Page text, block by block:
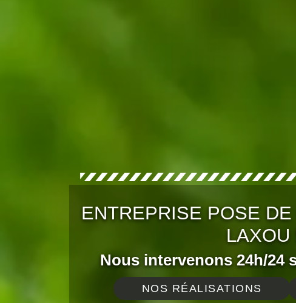
ENTREPRISE POSE
LAXOU
Nous intervenons 24h/24
NOS RÉALISATIONS